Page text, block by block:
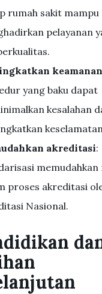
rumah sakit mampu
pelayanan
yang baku dapat
kesalahan
akreditasi:
proses akreditasi
Nasional.